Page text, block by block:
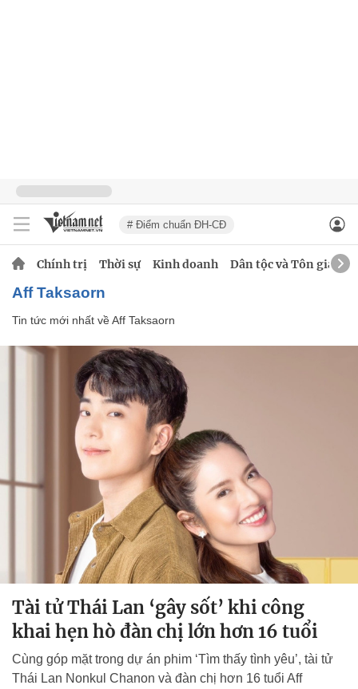
# Điểm chuẩn ĐH-CĐ
Chính trị Thời sự Kinh doanh Dân tộc và Tôn giáo
Aff Taksaorn
Tin tức mới nhất vềAff Taksaorn
Tài tử Thái Lan ‘gây sốt’ khi công
khai hẹn hò đàn chị lớn hơn 16 tuổi
Cùng góp mặt trong dự án phim ‘Tìm thấy tình yêu’, tài tử
Thái Lan Nonkul Chanon và đàn chị hơn 16 tuổi Aff